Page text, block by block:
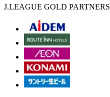
J.LEAGUE GOLD PARTNERS